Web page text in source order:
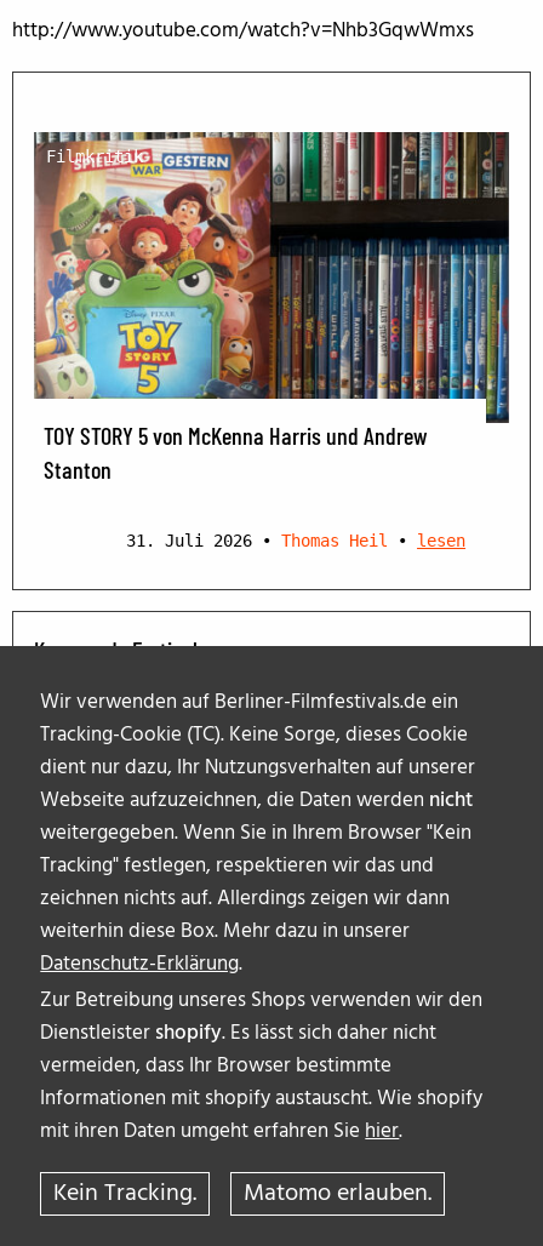
Wir verwenden auf Berliner-Filmfestivals.de ein
Tracking-Cookie (TC). Keine Sorge, dieses Cookie
dient nur dazu, Ihr Nutzungsverhalten auf unserer
Webseite aufzuzeichnen, die Daten werden nicht
weitergegeben. Wenn Sie in Ihrem Browser "Kein
Tracking" festlegen, respektieren wir das und
zeichnen nichts auf. Allerdings zeigen wir dann
weiterhin diese Box. Mehr dazu in unserer
Datenschutz-Erklärung.
Zur Betreibung unseres Shops verwenden wir den
Dienstleistershopify. Es lässt sich daher nicht
vermeiden, dass Ihr Browser bestimmte
Informationen mit shopify austauscht. Wie shopify
mit ihren Daten umgeht erfahren Siehier.
Kein Tracking. Matomo erlauben.
http://www.youtube.com/watch?v=Nhb3GqwWmxs
Filmkritik
TOY STORY 5 von McKenna Harris und Andrew
Stanton
31. Juli 2026 • Thomas Heil • lesen
Kommende Festivals
ÜBER UNS
AUTOR_INNEN
DATENSCHUTZERKLÄRUNG